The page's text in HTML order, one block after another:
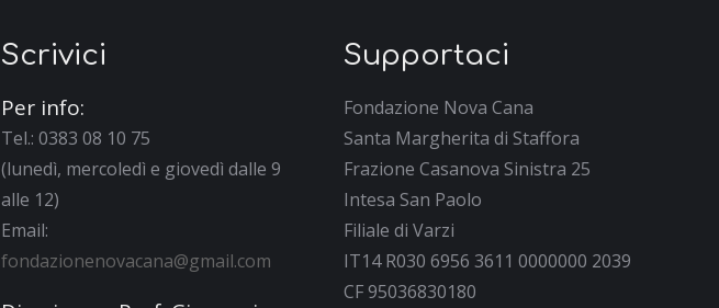
Scrivici
Per info:
Tel.: 0383 08 10 75
(lunedì, mercoledì e giovedì dalle 9
alle 12)
Email:
fondazionenovacana@gmail.com
Supportaci
Fondazione Nova Cana
Santa Margherita di Staffora
Frazione Casanova Sinistra 25
Intesa San Paolo
Filiale di Varzi
IT14 R030 6956 3611 0000000 2039
CF 95036830180